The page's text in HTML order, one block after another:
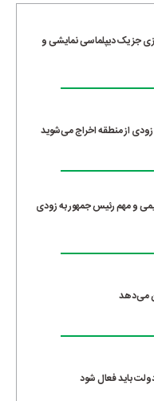
جز یک دیپلماسی نمایشی و
زودی از منطقه اخراج می‌شوید
و مهم رئیس جمهور به زودی
می‌دهد
باید فعال شود